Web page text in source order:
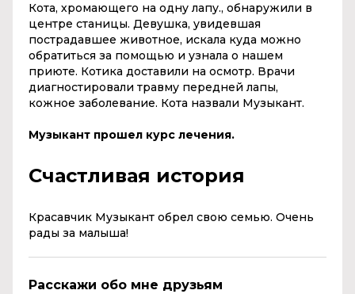
Кота, хромающего на одну лапу., обнаружили в
центре станицы. Девушка, увидевшая
пострадавшее животное, искала куда можно
обратиться за помощью и узнала о нашем
приюте. Котика доставили на осмотр. Врачи
диагностировали травму передней лапы,
кожное заболевание. Кота назвали Музыкант.
Музыкант прошел курс лечения.
Счастливая история
Красавчик Музыкант обрел свою семью. Очень
рады за малыша!
Расскажи обо мне друзьям